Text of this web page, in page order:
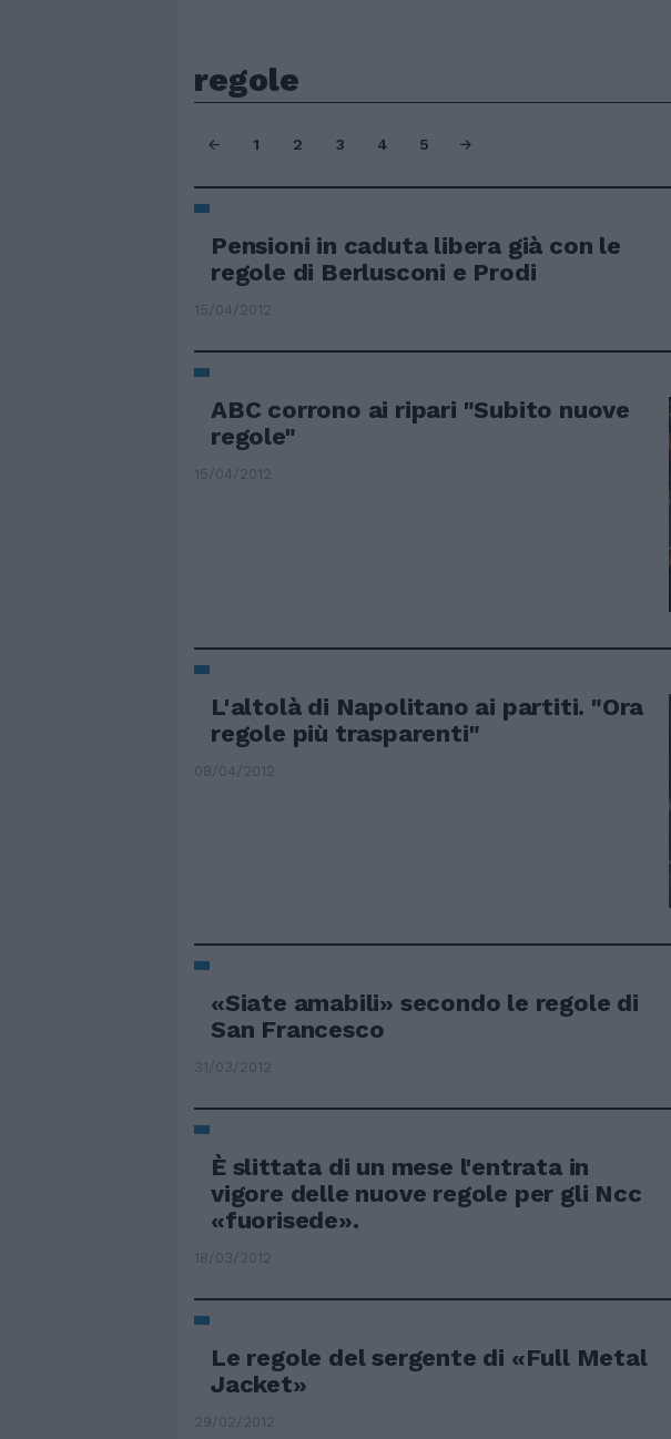
regole
1 2 3 4 5
Pensioni in caduta libera già con le
regole di Berlusconi e Prodi
15/04/2012
ABC corrono ai ripari "Subito nuove
regole"
15/04/2012
L'altolà di Napolitano ai partiti. "Ora
regole più trasparenti"
08/04/2012
«Siate amabili» secondo le regole di
San Francesco
31/03/2012
È slittata di un mese l'entrata in
vigore delle nuove regole per gli Ncc
«fuorisede».
18/03/2012
Le regole del sergente di «Full Metal
Jacket»
29/02/2012